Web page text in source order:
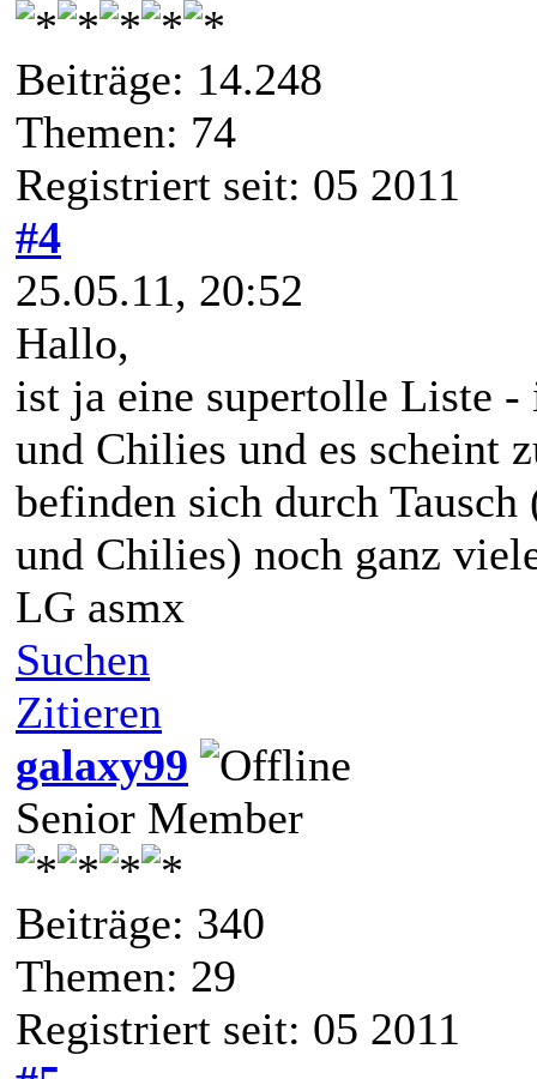
Beiträge: 14.248
Themen: 74
Registriert seit: 05 2011
#4
25.05.11, 20:52
Hallo,
ist ja eine supertolle Liste -
und Chilies und es scheint
befinden sich durch Tausch
und Chilies) noch ganz
LG asmx
Suchen
Zitieren
galaxy99
Senior Member
Beiträge: 340
Themen: 29
Registriert seit: 05 2011